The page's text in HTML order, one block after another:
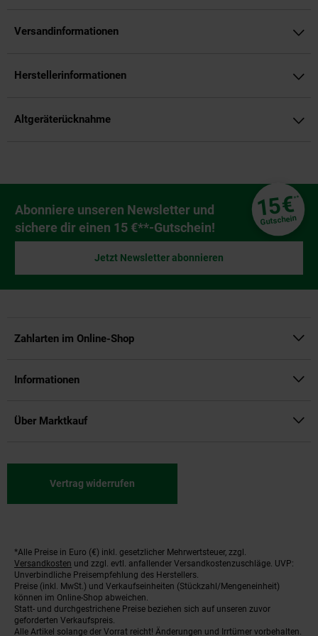
Versandinformationen
Herstellerinformationen
Altgeräterücknahme
Newsletter Anmeldung
Abonniere unseren Newsletter und
sichere dir einen 15 €**-Gutschein!
15€**
Gutschein
Jetzt Newsletter abonnieren
Zahlarten im Online-Shop
Informationen
Über Marktkauf
Vertrag widerrufen
Fußnoten
*Alle Preise in Euro (€) inkl. gesetzlicher Mehrwertsteuer, zzgl.
Versandkosten und zzgl. evtl. anfallender Versandkostenzuschläge. UVP:
Unverbindliche Preisempfehlung des Herstellers.
Preise (inkl. MwSt.) und Verkaufseinheiten (Stückzahl/Mengeneinheit)
können im Online-Shop abweichen.
Statt- und durchgestrichene Preise beziehen sich auf unseren zuvor
geforderten Verkaufspreis.
Alle Artikel solange der Vorrat reicht! Änderungen und Irrtümer vorbehalten.